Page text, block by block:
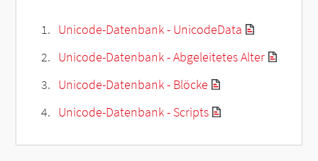
Unicode-Datenbank - UnicodeData
Unicode-Datenbank - Abgeleitetes Alter
Unicode-Datenbank - Blöcke
Unicode-Datenbank - Scripts